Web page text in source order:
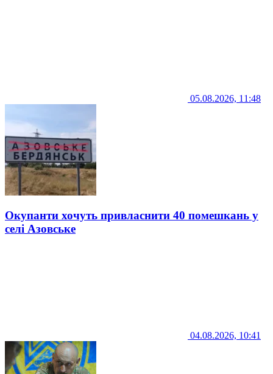
05.08.2026, 11:48
Окупанти хочуть привласнити 40 помешкань у
селі Азовське
04.08.2026, 10:41